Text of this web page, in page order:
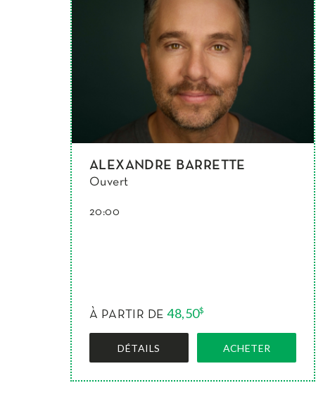
ALEXANDRE BARRETTE
Ouvert
20:00
À PARTIR DE48,50$
DÉTAILS ACHETER